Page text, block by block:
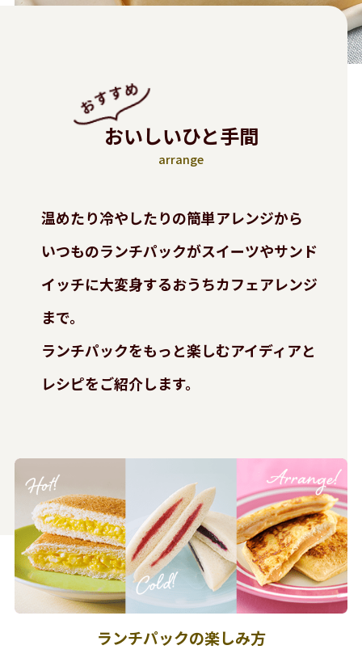
おいしいひと手間
arrange
温めたり冷やしたりの簡単アレンジから
いつものランチパックがスイーツやサンド
イッチに大変身するおうちカフェアレンジ
まで。
ランチパックをもっと楽しむアイディアと
レシピをご紹介します。
ランチパックの楽しみ方